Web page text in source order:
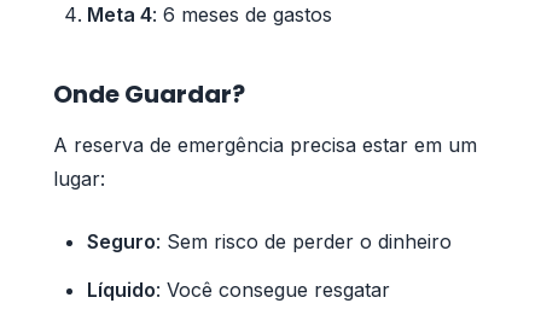
Meta 4: 6 meses de gastos
Onde Guardar?
A reserva de emergência precisa estar em um
lugar:
Seguro: Sem risco de perder o dinheiro
Líquido: Você consegue resgatar